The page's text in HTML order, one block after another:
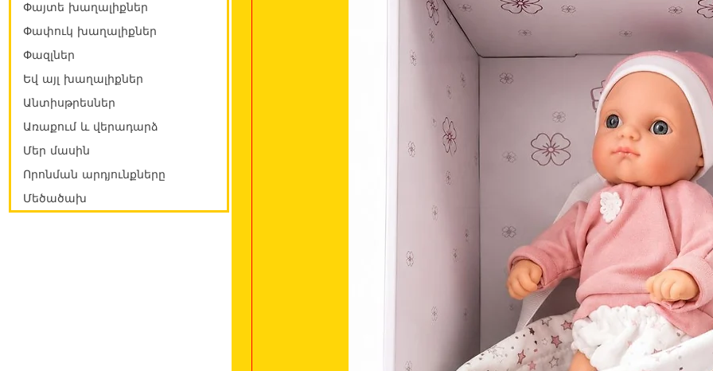
Փայտե խաղալիքներ
Փափուկ խաղալիքներ
Փազլներ
Եվ այլ խաղալիքներ
Անտիսթրեսներ
Առաքում և վերադարձ
Մեր մասին
Որոնման արդյունքները
Մեծածախ